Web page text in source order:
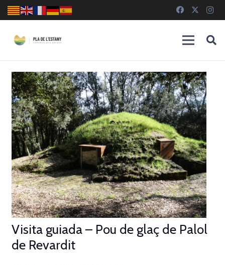
Visita guiada – Pou de glaç de Palol
de Revardit